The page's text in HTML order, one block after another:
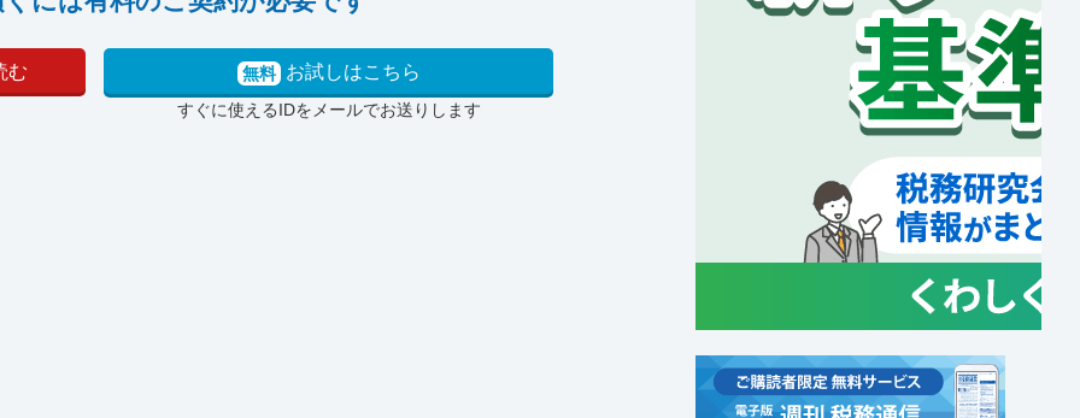
む 無料 お試しはこちら
すぐに使えるIDをメールでお送りします